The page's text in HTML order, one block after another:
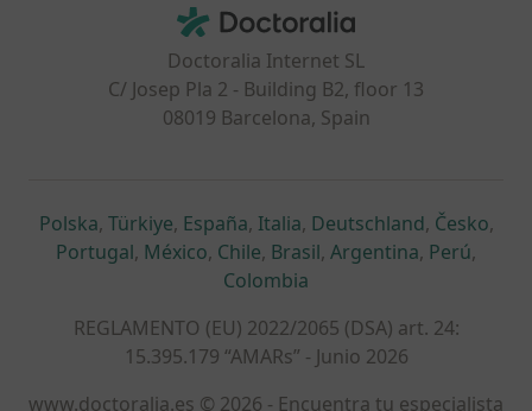
Doctoralia - Página de inicio
Doctoralia Internet SL
C/ Josep Pla 2 - Building B2, floor 13
08019 Barcelona, Spain
Polskase abre en una nueva pestaña
, Türkiyese abre en una nueva pestaña
, Españase abre en una nueva pestaña
, Italiase abre en una nueva
, Deutschlandse abre en
, Českose
,
Portugalse abre en una nueva pestaña
, Méxicose abre en una nueva pestaña
, Chilese abre en una nueva pestaña
, Brasilse abre en una nueva
, Argentinase abre en
, Perúse
,
Colombia
REGLAMENTO (EU) 2022/2065 (DSA) art. 24:
15.395.179 “AMARs” - Junio 2026
www.doctoralia.es © 2026 - Encuentra tu especialista